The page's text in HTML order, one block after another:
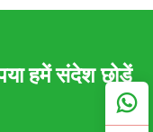
हमें संदेश छोड़ें